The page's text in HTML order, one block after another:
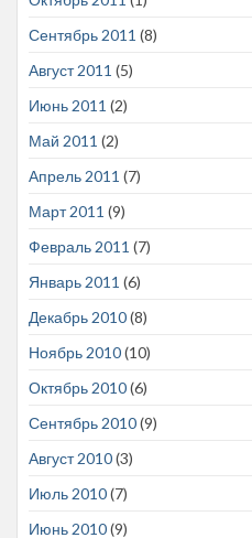
Сентябрь 2011 (8)
Август 2011 (5)
Июнь 2011 (2)
Май 2011 (2)
Апрель 2011 (7)
Март 2011 (9)
Февраль 2011 (7)
Январь 2011 (6)
Декабрь 2010(8)
Ноябрь 2010(10)
Октябрь 2010(6)
Сентябрь 2010(9)
Август 2010(3)
Июль 2010(7)
Июнь 2010(9)